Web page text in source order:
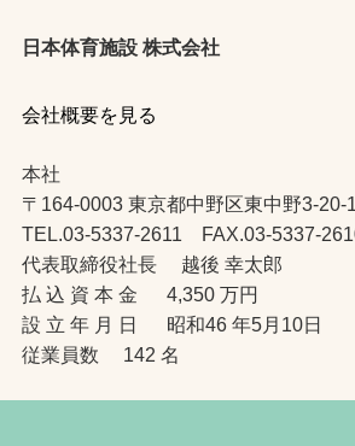
日本体育施設 株式会社
会社概要を見る
本社
〒164-0003 東京都中野区東中野3-20-
TEL.03-5337-2611 FAX.03-5337-
代表取締役社長 越後 幸太郎
払 込 資 本 金 4,350 万円
設 立 年 月 日 昭和46 年5月10日
従業員数 142 名